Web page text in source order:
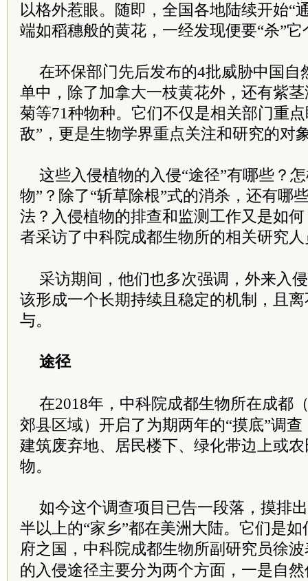
以格外惹眼。随即，全国各地陆续开始“
端如稻穗般的黄花，一经发现便要“杀”
在环保部门先后发布的4批威胁中国自
单中，除了加拿大一枝黄花外，还有紫
菊等71种物种。它们不仅是相关部门重点
敌”，更是生物学界重点关注和研究的对
这些入侵植物的入侵“途径”有哪些？
物”？除了“斩草除根”式的消杀，还有哪
法？入侵植物的排查和监测工作又是如
者采访了中科院成都生物所的相关研究
采访期间，他们也多次强调，外来入
该形成一个长期持续且稳定的机制，且
与。
途径
在2018年， 中科院成都生物所在成都
郊县区域）开启了为期两年的“摸底”调
建筑废弃地、居民楼下、绿化带边上或
物。
如今这个调查项目已告一段落，摸排
半以上的“家乡”都在美洲大陆。它们是
府之国， 中科院成都生物所副研究员徐
的入侵途径主要分为两个方面，一是自